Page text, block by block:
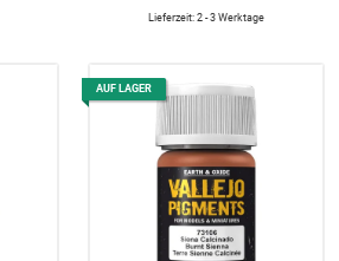
Lieferzeit: 2 - 3 Werktage
AUF LAGER